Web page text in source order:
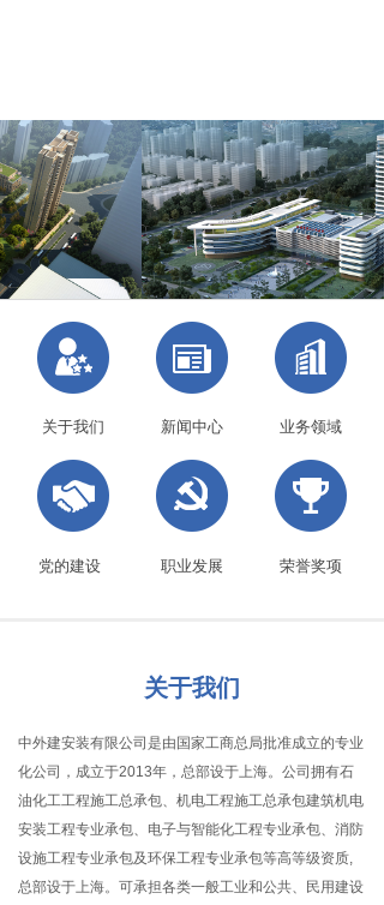
关于我们
党的建设 荣誉奖项
新闻中心
职业发展
业务领域
关于我们
中外建安装有限公司是由国家工商总局批准成立的专业
化公司，成立于2013年，总部设于上海。公司拥有石
油化工工程施工总承包、机电工程施工总承包建筑机电
安装工程专业承包、电子与智能化工程专业承包、消防
设施工程专业承包及环保工程专业承包等高等级资质,
总部设于上海。可承担各类一般工业和公共、民用建设